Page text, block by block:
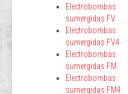
Electrobombas
sumergidas FV
Electrobombas
sumergidas FV4
Electrobombas
sumergidas FM
Electrobombas
sumergidas FM4